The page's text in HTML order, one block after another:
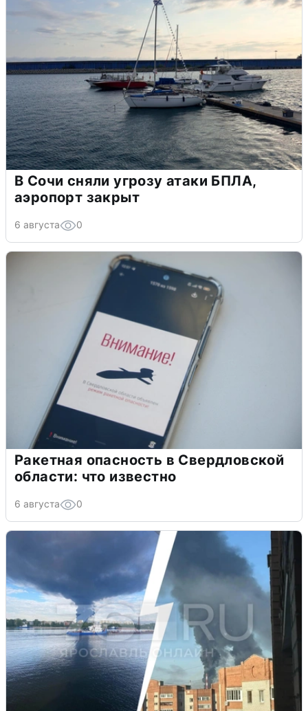
В Сочи сняли угрозу атаки БПЛА,
аэропорт закрыт
6 августа 0
Ракетная опасность в Свердловской
области: что известно
6 августа 0